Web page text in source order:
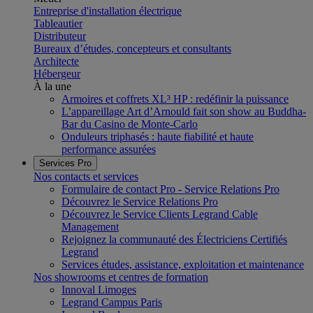
Entreprise d'installation électrique
Tableautier
Distributeur
Bureaux d’études, concepteurs et consultants
Architecte
Hébergeur
À la une
Armoires et coffrets XL³ HP : redéfinir la puissance
L’appareillage Art d’Arnould fait son show au Buddha-
Bar du Casino de Monte-Carlo
Onduleurs triphasés : haute fiabilité et haute
performance assurées
Services Pro
Nos contacts et services
Formulaire de contact Pro - Service Relations Pro
Découvrez le Service Relations Pro
Découvrez le Service Clients Legrand Cable
Management
Rejoignez la communauté des Électriciens Certifiés
Legrand
Services études, assistance, exploitation et maintenance
Nos showrooms et centres de formation
Innoval Limoges
Legrand Campus Paris